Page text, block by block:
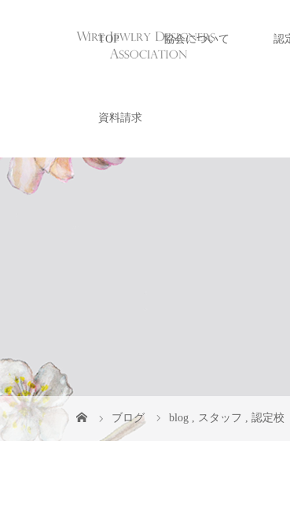
TOP 協会について 認
資料請求
ブログ blog , スタッフ , 認定校